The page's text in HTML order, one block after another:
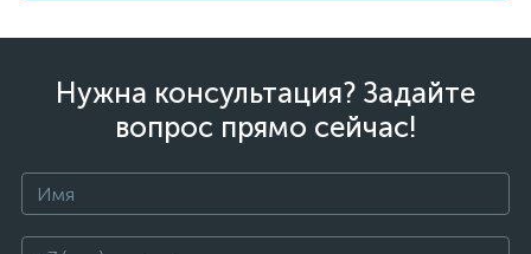
Нужна консультация? Задайте
вопрос прямо сейчас!